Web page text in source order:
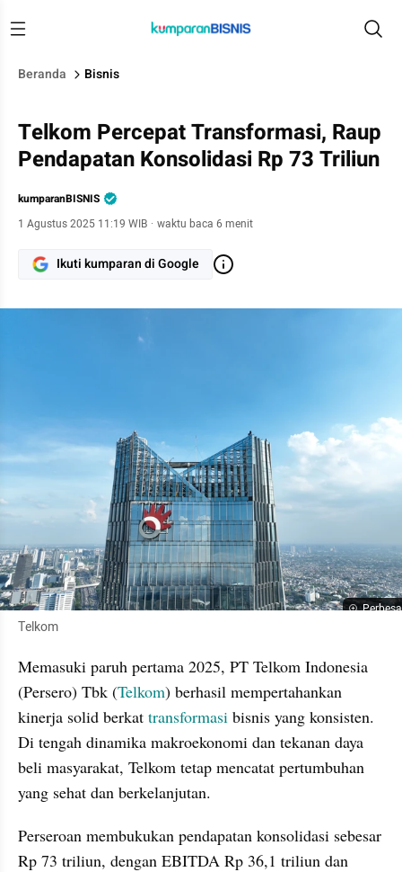
Beranda Bisnis
Telkom Percepat Transformasi, Raup
Pendapatan Konsolidasi Rp 73 Triliun
kumparanBISNIS
1 Agustus 2025 11:19 WIB · waktu baca 6 menit
Ikuti kumparan di Google
Telkom
Memasuki paruh pertama 2025, PT Telkom Indonesia
(Persero) Tbk (Telkom) berhasil mempertahankan
kinerja solid berkat transformasi bisnis yang konsisten.
Di tengah dinamika makroekonomi dan tekanan daya
beli masyarakat, Telkom tetap mencatat pertumbuhan
yang sehat dan berkelanjutan.
Perseroan membukukan pendapatan konsolidasi sebesar
Rp 73 triliun, dengan EBITDA Rp 36,1 triliun dan